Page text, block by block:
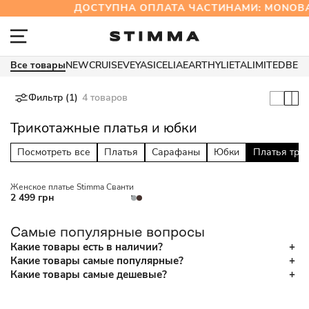
ДОСТУПНА ОПЛАТА ЧАСТИНАМИ:
Все товарыNEWCRUISEVEYASICELIAEARTHYLIETALIMITED
Фильтр (1) 4 товаров
Трикотажные платья и юбки
Посмотреть все Платья Сарафаны Юбки Платья
Женское платье Stimma Сванти
2 499 грн
Самые популярные вопросы
Какие товары есть в наличии?
Какие товары самые популярные?
Какие товары самые дешевые?